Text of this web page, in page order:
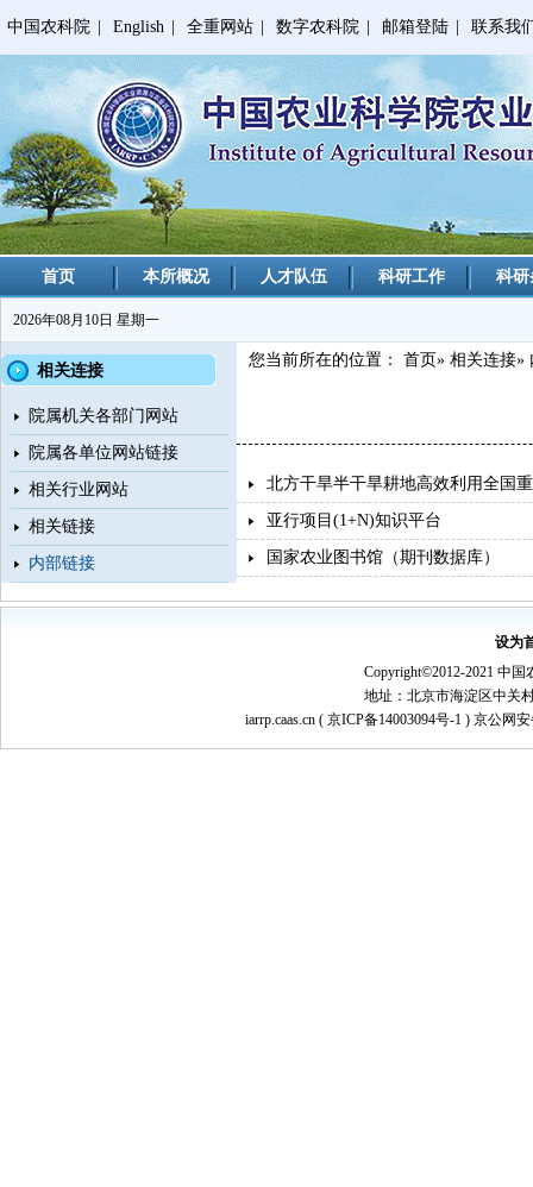
中国农科院 English 全重网站 数字农科院 邮箱登陆 联系我
首页 本所概况 人才队伍 科研工作 科
2026年08月10日 星期一
相关连接
院属机关各部门网站
院属各单位网站链接
相关行业网站
相关链接
内部链接
您当前所在的位置： 首页» 相关连接»
北方干旱半干旱耕地高效利用全国
亚行项目(1+N)知识平台
国家农业图书馆（期刊数据库）
设为
Copyright©2012-2021 中
地址：北京市海淀区中关
iarrp.caas.cn ( 京ICP备14003094号-1 ) 京公网